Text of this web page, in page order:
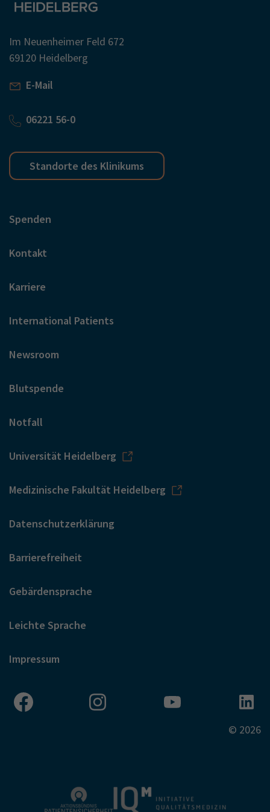
Im Neuenheimer Feld 672
69120 Heidelberg
E-Mail
06221 56-0
Standorte des Klinikums
Spenden
Kontakt
Karriere
International Patients
Newsroom
Blutspende
Notfall
Universität Heidelberg
Medizinische Fakultät Heidelberg
Datenschutzerklärung
Barrierefreiheit
Gebärdensprache
Leichte Sprache
Impressum
© 2026